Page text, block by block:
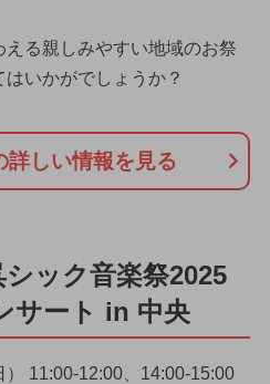
る親しみやすい地域のお祭
いかがでしょうか？
詳しい情報を見る
シック音楽祭2025
サート in 中央
11:00-12:00、14:00-15:00